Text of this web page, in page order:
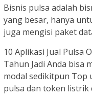
Bisnis pulsa adalah
yang besar, hanya
juga mengisi paket
10 Aplikasi Jual Pulsa
Tahun Jadi Anda bisa
modal sedikitpun Top
pulsa dan token